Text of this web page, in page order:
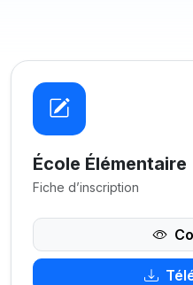
École Élémentaire
Fiche d’inscription